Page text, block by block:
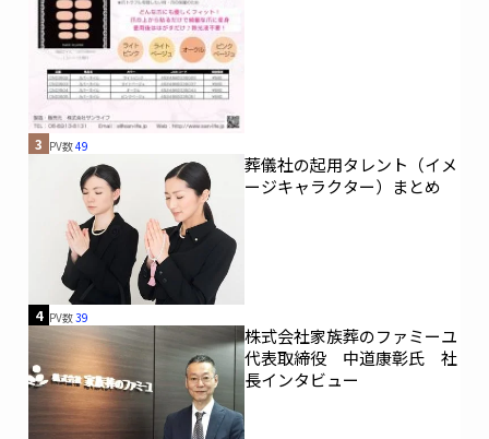
3 PV数49
葬儀社の起用タレント（イメ
ージキャラクター）まとめ
4 PV数39
株式会社家族葬のファミーユ
代表取締役 中道康彰氏 社
長インタビュー